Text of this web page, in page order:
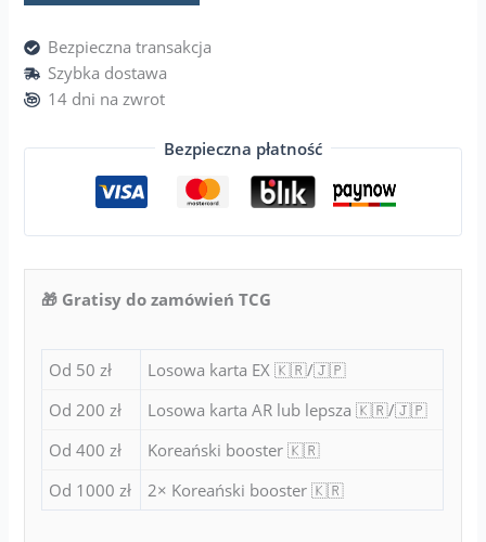
Bezpieczna transakcja
Szybka dostawa
14 dni na zwrot
Bezpieczna płatność
🎁 Gratisy do zamówień TCG
Od 50 zł
Losowa karta EX 🇰🇷/🇯🇵
Od 200 zł
Losowa karta AR lub lepsza 🇰🇷/🇯🇵
Od 400 zł
Koreański booster 🇰🇷
Od 1000 zł
2× Koreański booster 🇰🇷